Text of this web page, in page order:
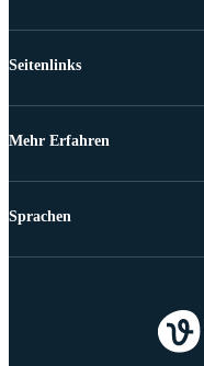
Seitenlinks
Mehr Erfahren
Sprachen